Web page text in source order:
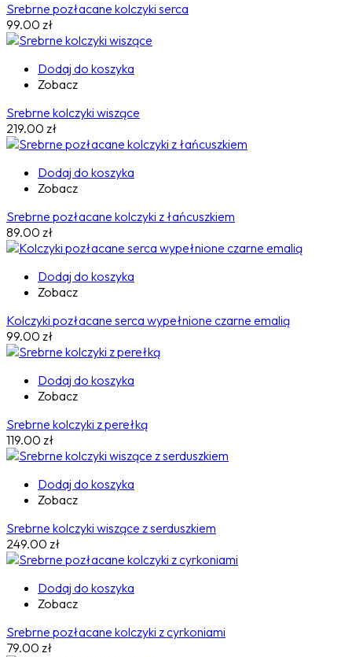
Srebrne pozłacane kolczyki serca
99.00 zł
Dodaj do koszyka
Zobacz
Srebrne kolczyki wiszące
219.00 zł
Dodaj do koszyka
Zobacz
Srebrne pozłacane kolczyki z łańcuszkiem
89.00 zł
Dodaj do koszyka
Zobacz
Kolczyki pozłacane serca wypełnione czarne emalią
99.00 zł
Dodaj do koszyka
Zobacz
Srebrne kolczyki z perełką
119.00 zł
Dodaj do koszyka
Zobacz
Srebrne kolczyki wiszące z serduszkiem
249.00 zł
Dodaj do koszyka
Zobacz
Srebrne pozłacane kolczyki z cyrkoniami
79.00 zł